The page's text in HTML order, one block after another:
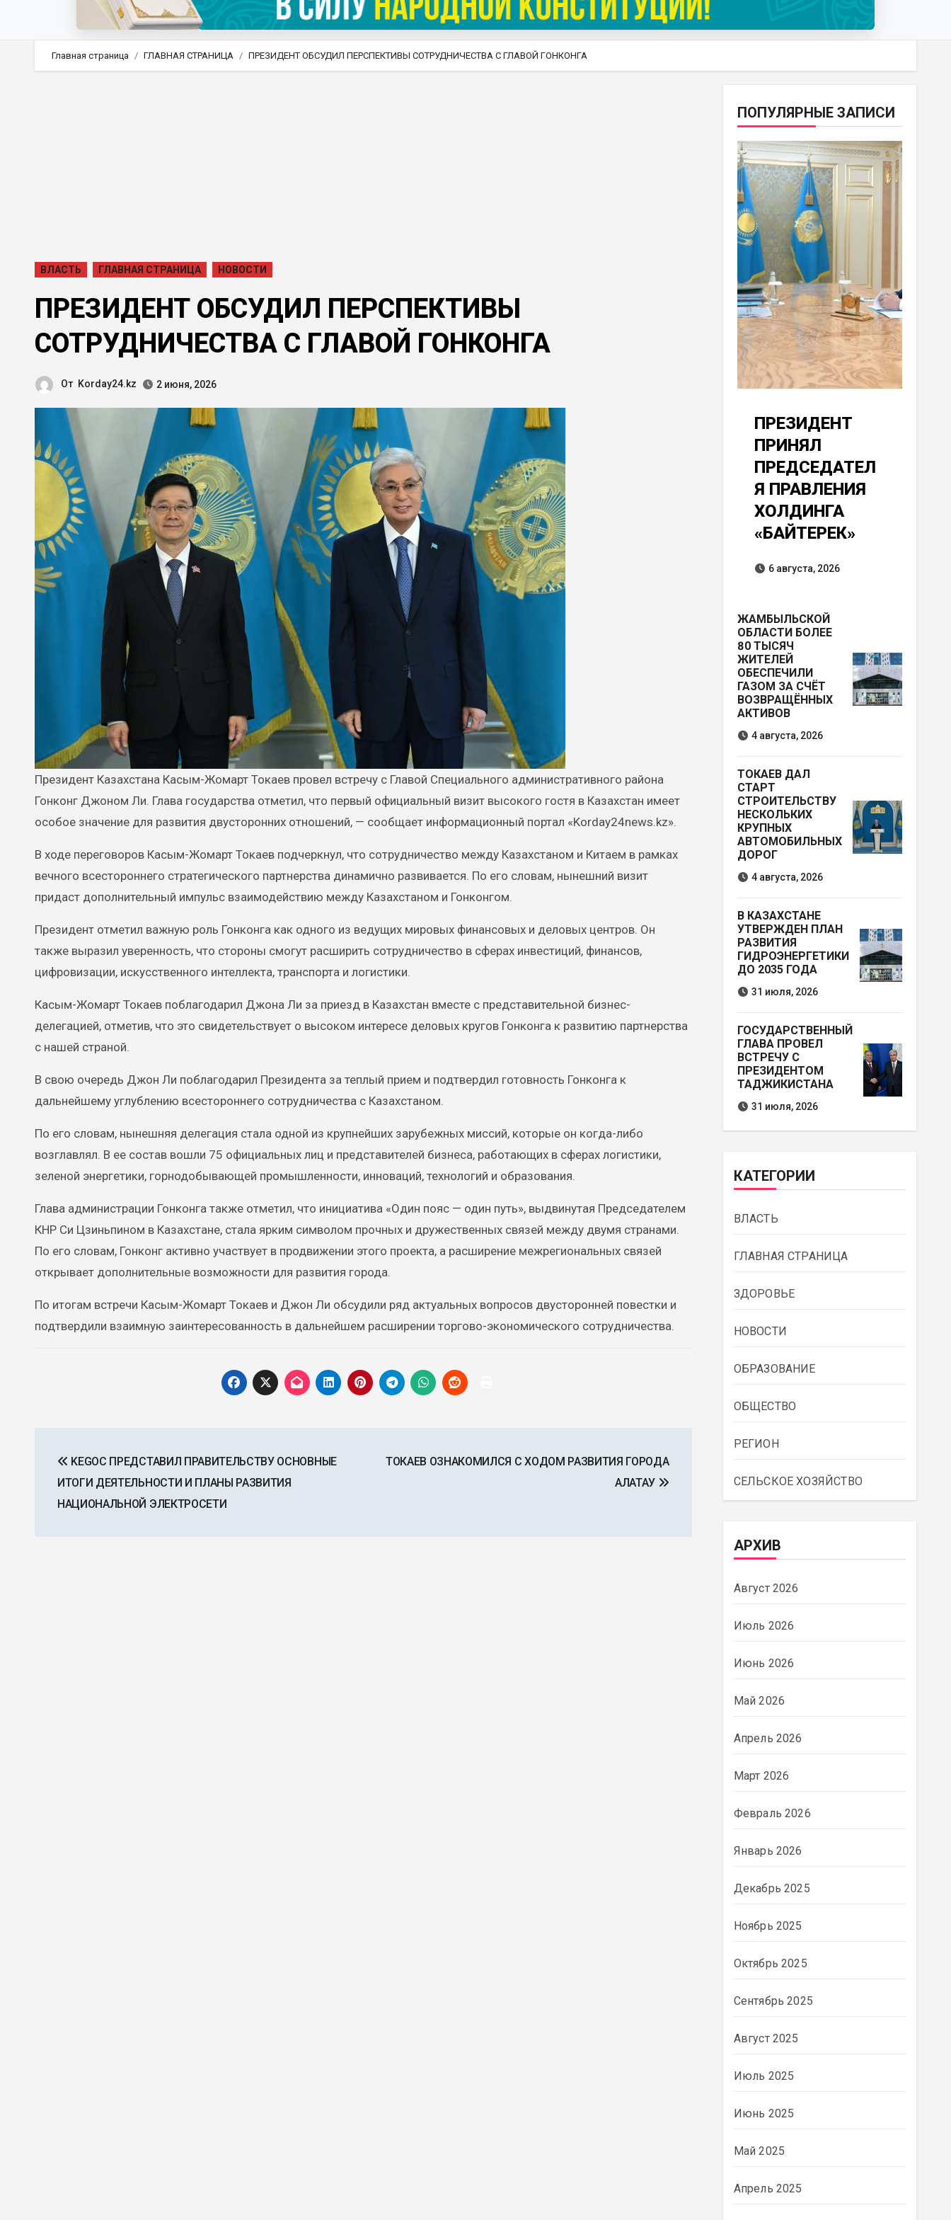
Главная страница ГЛАВНАЯ СТРАНИЦА ПРЕЗИДЕНТ ОБСУДИЛ ПЕРСПЕКТИВЫ СОТРУДНИЧЕСТВА С ГЛАВОЙ ГОНКОНГА
ВЛАСТЬ ГЛАВНАЯ СТРАНИЦА НОВОСТИ
ПРЕЗИДЕНТ ОБСУДИЛ ПЕРСПЕКТИВЫ
СОТРУДНИЧЕСТВА С ГЛАВОЙ ГОНКОНГА
От Korday24.kz 2 июня, 2026
Президент Казахстана Касым-Жомарт Токаев провел встречу с Главой Специального административного района
Гонконг Джоном Ли. Глава государства отметил, что первый официальный визит высокого гостя в Казахстан имеет
особое значение для развития двусторонних отношений, — сообщает информационный портал «Korday24news.kz».
В ходе переговоров Касым-Жомарт Токаев подчеркнул, что сотрудничество между Казахстаном и Китаем в рамках
вечного всестороннего стратегического партнерства динамично развивается. По его словам, нынешний визит
придаст дополнительный импульс взаимодействию между Казахстаном и Гонконгом.
Президент отметил важную роль Гонконга как одного из ведущих мировых финансовых и деловых центров. Он
также выразил уверенность, что стороны смогут расширить сотрудничество в сферах инвестиций, финансов,
цифровизации, искусственного интеллекта, транспорта и логистики.
Касым-Жомарт Токаев поблагодарил Джона Ли за приезд в Казахстан вместе с представительной бизнес-
делегацией, отметив, что это свидетельствует о высоком интересе деловых кругов Гонконга к развитию партнерства
с нашей страной.
В свою очередь Джон Ли поблагодарил Президента за теплый прием и подтвердил готовность Гонконга к
дальнейшему углублению всестороннего сотрудничества с Казахстаном.
По его словам, нынешняя делегация стала одной из крупнейших зарубежных миссий, которые он когда-либо
возглавлял. В ее состав вошли 75 официальных лиц и представителей бизнеса, работающих в сферах логистики,
зеленой энергетики, горнодобывающей промышленности, инноваций, технологий и образования.
Глава администрации Гонконга также отметил, что инициатива «Один пояс — один путь», выдвинутая Председателем
КНР Си Цзиньпином в Казахстане, стала ярким символом прочных и дружественных связей между двумя странами.
По его словам, Гонконг активно участвует в продвижении этого проекта, а расширение межрегиональных связей
открывает дополнительные возможности для развития города.
По итогам встречи Касым-Жомарт Токаев и Джон Ли обсудили ряд актуальных вопросов двусторонней повестки и
подтвердили взаимную заинтересованность в дальнейшем расширении торгово-экономического сотрудничества.
по
записям
KEGOC ПРЕДСТАВИЛ ПРАВИТЕЛЬСТВУ ОСНОВНЫЕ
ИТОГИ ДЕЯТЕЛЬНОСТИ И ПЛАНЫ РАЗВИТИЯ
НАЦИОНАЛЬНОЙ ЭЛЕКТРОСЕТИ
ТОКАЕВ ОЗНАКОМИЛСЯ С ХОДОМ РАЗВИТИЯ ГОРОДА
АЛАТАУ
ПОПУЛЯРНЫЕ ЗАПИСИ
ПРЕЗИДЕНТ
ПРИНЯЛ
ПРЕДСЕДАТЕЛ
Я ПРАВЛЕНИЯ
ХОЛДИНГА
«БАЙТЕРЕК»
6 августа, 2026
ЖАМБЫЛЬСКОЙ
ОБЛАСТИ БОЛЕЕ
80 ТЫСЯЧ
ЖИТЕЛЕЙ
ОБЕСПЕЧИЛИ
ГАЗОМ ЗА СЧЁТ
ВОЗВРАЩЁННЫХ
АКТИВОВ
4 августа, 2026
ТОКАЕВ ДАЛ
СТАРТ
СТРОИТЕЛЬСТВУ
НЕСКОЛЬКИХ
КРУПНЫХ
АВТОМОБИЛЬНЫХ
ДОРОГ
4 августа, 2026
В КАЗАХСТАНЕ
УТВЕРЖДЕН ПЛАН
РАЗВИТИЯ
ГИДРОЭНЕРГЕТИКИ
ДО 2035 ГОДА
31 июля, 2026
ГОСУДАРСТВЕННЫЙ
ГЛАВА ПРОВЕЛ
ВСТРЕЧУ С
ПРЕЗИДЕНТОМ
ТАДЖИКИСТАНА
31 июля, 2026
КАТЕГОРИИ
ВЛАСТЬ
ГЛАВНАЯ СТРАНИЦА
ЗДОРОВЬЕ
НОВОСТИ
ОБРАЗОВАНИЕ
ОБЩЕСТВО
РЕГИОН
СЕЛЬСКОЕ ХОЗЯЙСТВО
АРХИВ
Август 2026
Июль 2026
Июнь 2026
Май 2026
Апрель 2026
Март 2026
Февраль 2026
Январь 2026
Декабрь 2025
Ноябрь 2025
Октябрь 2025
Сентябрь 2025
Август 2025
Июль 2025
Июнь 2025
Май 2025
Апрель 2025
ВЛАСТЬ